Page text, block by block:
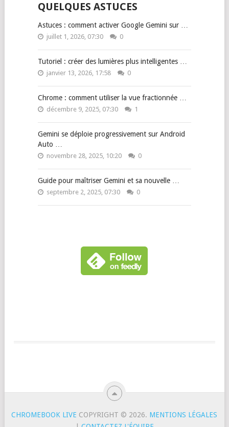
QUELQUES ASTUCES
Astuces : comment activer Google Gemini sur …
juillet 1, 2026, 07:30 0
Tutoriel : créer des lumières plus intelligentes …
janvier 13, 2026, 17:58 0
Chrome : comment utiliser la vue fractionnée …
décembre 9, 2025, 07:30 1
Gemini se déploie progressivement sur Android
Auto …
novembre 28, 2025, 10:20 0
Guide pour maîtriser Gemini et sa nouvelle …
septembre 2, 2025, 07:30 0
CHROMEBOOK LIVE COPYRIGHT © 2026. MENTIONS LÉGALES